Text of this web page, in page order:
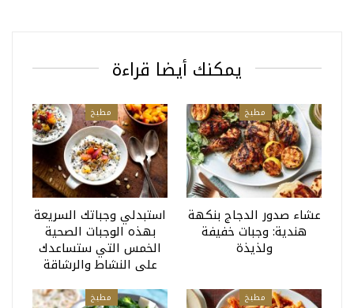
يمكنك أيضا قراءة
مطبخ
عشاء صدور الدجاج بنكهة
هندية: وجبات خفيفة
ولذيذة
مطبخ
استبدلي وجباتك السريعة
بهذه الوجبات الصحية
الخمس التي ستساعدك
على النشاط والرشاقة
مطبخ مطبخ